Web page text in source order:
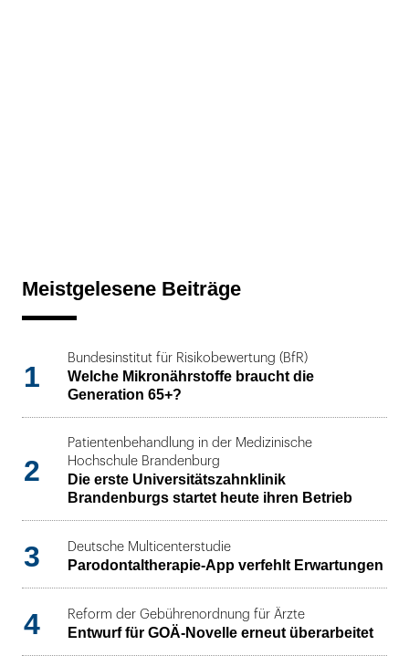
Meistgelesene Beiträge
1
Bundesinstitut für Risikobewertung (BfR)
Welche Mikronährstoffe braucht die
Generation 65+?
2
Patientenbehandlung in der Medizinische
Hochschule Brandenburg
Die erste Universitätszahnklinik
Brandenburgs startet heute ihren Betrieb
3 Deutsche Multicenterstudie
Parodontaltherapie-App verfehlt Erwartungen
4 Reform der Gebührenordnung für Ärzte
Entwurf für GOÄ-Novelle erneut überarbeitet